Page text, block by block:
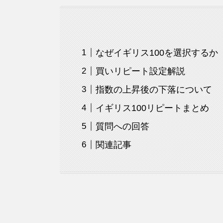
なぜイギリス100を選択するか
買いリピート設定解説
指数の上昇後の下落について
イギリス100リピートまとめ
質問への回答
関連記事